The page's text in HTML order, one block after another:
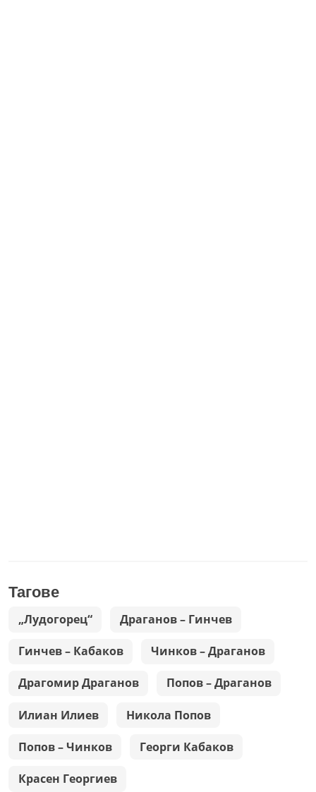
Тагове
„Лудогорец“ Драганов – Гинчев
Гинчев – Кабаков Чинков – Драганов
Драгомир Драганов Попов – Драганов
Илиан Илиев Никола Попов
Попов – Чинков Георги Кабаков
Красен Георгиев